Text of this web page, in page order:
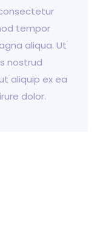
tempor
aliqua. Ut
nostrud
aliquip ex ea
dolor.